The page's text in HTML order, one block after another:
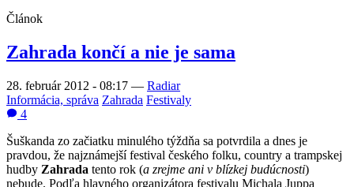
Článok
Zahrada končí a nie je sama
28. február 2012 - 08:17 — Radiar
Informácia, správa Zahrada Festivaly
4
Šuškanda zo začiatku minulého týždňa sa potvrdila a dnes je
pravdou, že najznámejší festival českého folku, country a trampskej
hudby Zahrada tento rok (a zrejme ani v blízkej budúcnosti)
nebude. Podľa hlavného organizátora festivalu Michala Juppa